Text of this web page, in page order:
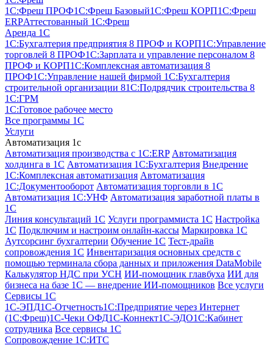
1C:Фреш ПРОФ1C:Фреш Базовый1C:Фреш КОРП1C:Фреш
ERPАттестованный 1С:Фреш
Аренда 1С
1С:Бухгалтерия предприятия 8 ПРОФ и КОРП1С:Управление
торговлей 8 ПРОФ1С:Зарплата и управление персоналом 8
ПРОФ и КОРП1С:Комплексная автоматизация 8
ПРОФ1С:Управление нашей фирмой 1С:Бухгалтерия
строительной организации 81С:Подрядчик строительства 8
1С:ГРМ
1С:Готовое рабочее место
Все программы 1С
Услуги
Автоматизация 1с
Автоматизация производства с 1C:ERP Автоматизация
холдинга в 1С Автоматизация 1С:Бухгалтерия Внедрение
1С:Комплексная автоматизация Автоматизация
1С:Документооборот Автоматизация торговли в 1С
Автоматизация 1С:УНФ Автоматизация заработной платы в
1С
Линия консультаций 1С Услуги программиста 1С Настройка
1С Подключим и настроим онлайн-кассы Маркировка 1С
Аутсорсинг бухгалтерии Обучение 1С Тест-драйв
сопровождения 1С Инвентаризация основных средств с
помощью терминала сбора данных и приложения DataMobile
Калькулятор НДС при УСН ИИ-помощник главбуха ИИ для
бизнеса на базе 1С — внедрение ИИ-помощников Все услуги
Сервисы 1С
1С-ЭПД1C-Отчетность1С:Предприятие через Интернет
(1С:Фреш)1С-Чеки ОФД1С‑Коннект1С-ЭДО1С:Кабинет
сотрудника Все сервисы 1С
Сопровождение 1С:ИТС